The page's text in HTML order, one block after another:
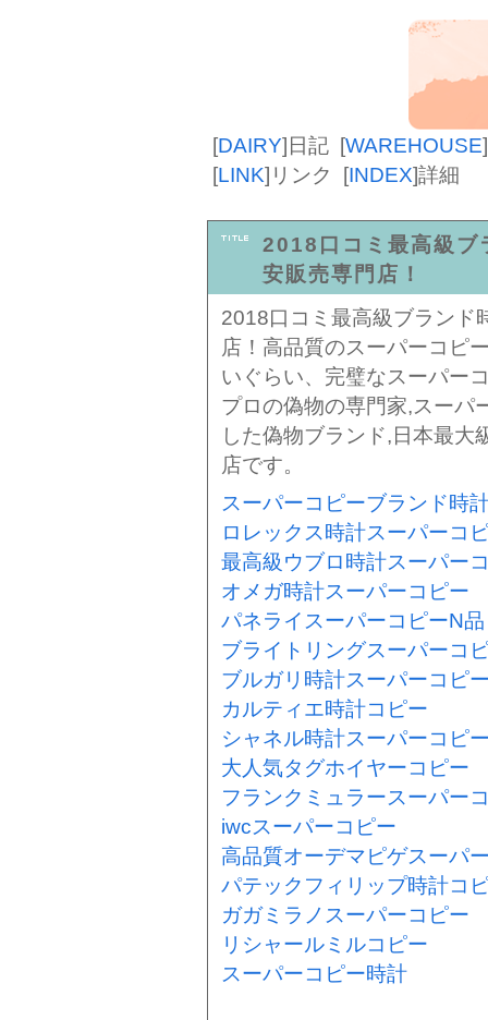
[DAIRY]日記 [WAREHOUSE]
[LINK] リンク [INDEX]詳細
2018口コミ最高級ブ
安販売専門店！
2018口コミ最高級ブランド
店！高品質のスーパーコピ
いぐらい、完璧なスーパー
プロの偽物の専門家,スーパ
した偽物ブランド,日本最大
店です。
スーパーコピーブランド時
ロレックス時計スーパーコ
最高級ウブロ時計スーパー
オメガ時計スーパーコピー
パネライスーパーコピーN品
ブライトリングスーパーコ
ブルガリ時計スーパーコピ
カルティエ時計コピー
シャネル時計スーパーコピ
大人気タグホイヤーコピー
フランクミュラースーパー
iwcスーパーコピー
高品質オーデマピゲスーパ
パテックフィリップ時計コ
ガガミラノスーパーコピー
リシャールミルコピー
スーパーコピー時計